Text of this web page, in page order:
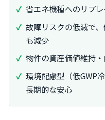
省エネ機種へのリプ
故障リスクの低減で
も減少
物件の資産価値維持
環境配慮型（低GWP
長期的な安心